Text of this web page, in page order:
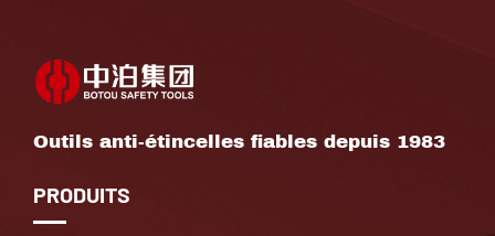
Outils anti-étincelles fiables depuis 1983
PRODUITS